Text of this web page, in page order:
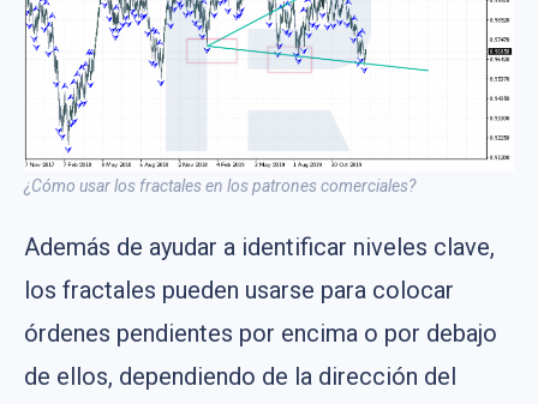
¿Cómo usar los fractales en los patrones comerciales?
Además de ayudar a identificar niveles clave,
los fractales pueden usarse para colocar
órdenes pendientes por encima o por debajo
de ellos, dependiendo de la dirección del